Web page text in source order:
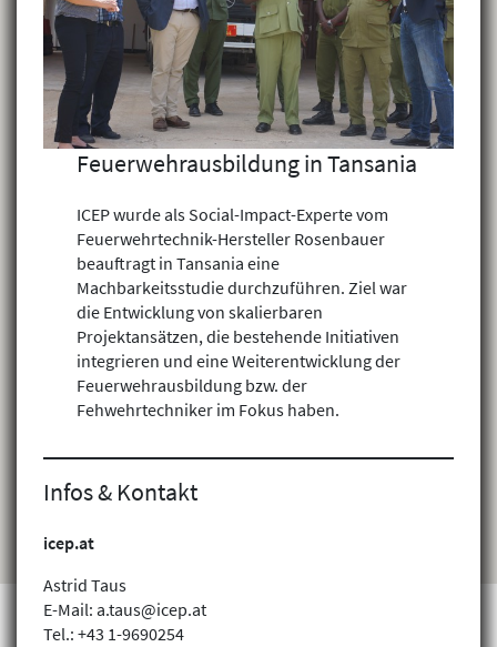
Feuerwehrausbildung in Tansania
ICEP wurde als Social-Impact-Experte vom
Feuerwehrtechnik-Hersteller Rosenbauer
beauftragt in Tansania eine
Machbarkeitsstudie durchzuführen. Ziel war
die Entwicklung von skalierbaren
Projektansätzen, die bestehende Initiativen
integrieren und eine Weiterentwicklung der
Feuerwehrausbildung bzw. der
Fehwehrtechniker im Fokus haben.
Infos & Kontakt
icep.at
Astrid Taus
E-Mail: a.taus@icep.at
Tel.: +43 1-9690254